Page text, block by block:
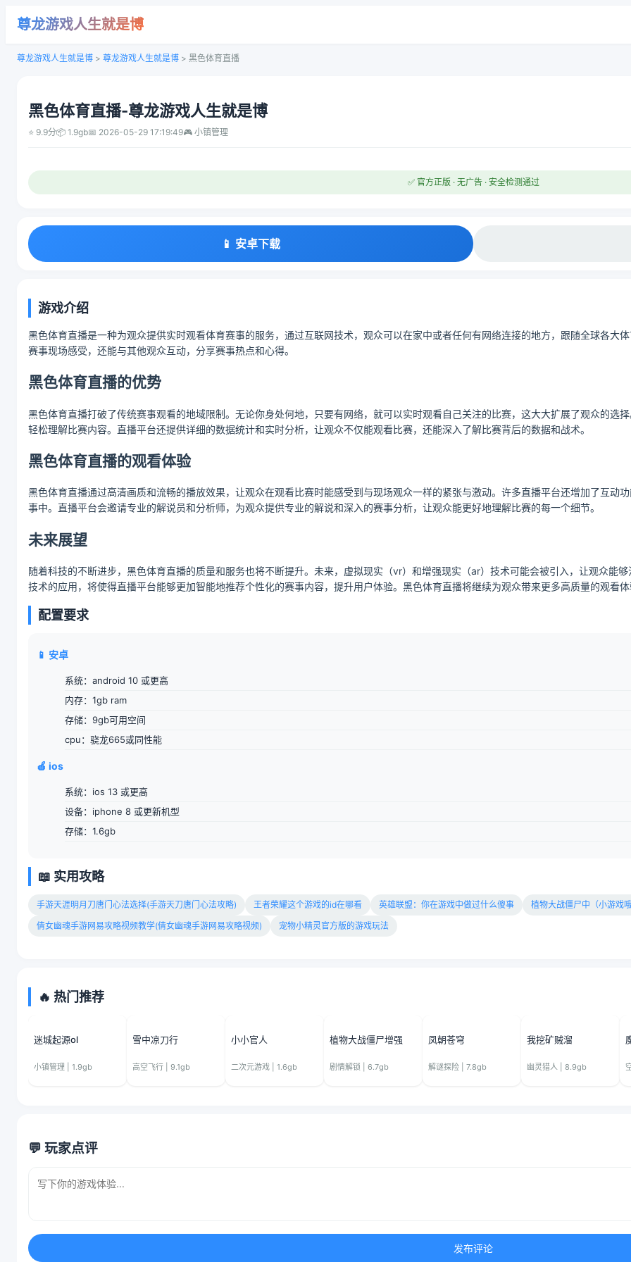
尊龙游戏人生就是博
尊龙游戏人生就是博 > 尊龙游戏人生就是博 > 黑色体育直播
黑色体育直播-尊龙游戏人生就是博
⭐ 9.9分📦 1.9gb📅 2026-05-29 17:19:49🎮 小镇管理
✅ 官方正版 · 无广告 · 安全检测通过
📱 安卓下载
游戏介绍
黑色体育直播是一种为观众提供实时观看体育赛事的服务，通过互联网技术，观众可以在家中或者任何有网络连接的地方，跟随全球各大
赛事现场感受，还能与其他观众互动，分享赛事热点和心得。
黑色体育直播的优势
黑色体育直播打破了传统赛事观看的地域限制。无论你身处何地，只要有网络，就可以实时观看自己关注的比赛，这大大扩展了观众的选
轻松理解比赛内容。直播平台还提供详细的数据统计和实时分析，让观众不仅能观看比赛，还能深入了解比赛背后的数据和战术。
黑色体育直播的观看体验
黑色体育直播通过高清画质和流畅的播放效果，让观众在观看比赛时能感受到与现场观众一样的紧张与激动。许多直播平台还增加了互动
事中。直播平台会邀请专业的解说员和分析师，为观众提供专业的解说和深入的赛事分析，让观众能更好地理解比赛的每一个细节。
未来展望
随着科技的不断进步，黑色体育直播的质量和服务也将不断提升。未来，虚拟现实（vr）和增强现实（ar）技术可能会被引入，让观众能
技术的应用，将使得直播平台能够更加智能地推荐个性化的赛事内容，提升用户体验。黑色体育直播将继续为观众带来更多高质量的观看体
配置要求
📱 安卓
系统：android 10 或更高
内存：1gb ram
存储：9gb可用空间
cpu：骁龙665或同性能
🍎 ios
系统：ios 13 或更高
设备：iphone 8 或更新机型
存储：1.6gb
📖 实用攻略
手游天涯明月刀唐门心法选择(手游天刀唐门心法攻略) 王者荣耀这个游戏的id在哪看 英雄联盟：你在游戏中做过什么傻事
植物大战僵尸中（小游戏
倩女幽魂手游网易攻略视频教学(倩女幽魂手游网易攻略视频)
宠物小精灵官方版的游戏玩法
🔥 热门推荐
迷城起源ol
小镇管理 | 1.9gb
雪中凉刀行
高空飞行 | 9.1gb
小小官人
二次元游戏 | 1.6gb
植物大战僵尸增强
剧情解锁 | 6.7gb
凤朝苍穹
解谜探险 | 7.8gb
我挖矿贼溜
幽灵猎人 | 8.9gb
💬 玩家点评
发布评论